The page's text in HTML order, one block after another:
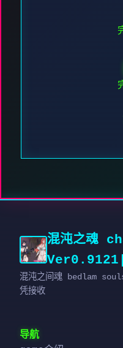
混沌之魂
Ver0.9121|
混沌之间魂 bedlam
凭接收
导航